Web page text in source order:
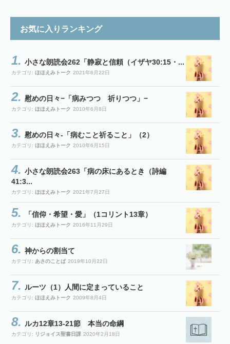
お気に入りランキング
小さな朗読会262「静寂と信頼（イザヤ30:15・...
カテゴリ: ほほえみトーク 2021年6月22日
慰めの日々−「病みつつ 祈りつつ」−
カテゴリ: ほほえみトーク 2010年6月8日
慰めの日々-「病むこと祈ること」（2）
カテゴリ: ほほえみトーク 2010年6月15日
小さな朗読会263「病の床にあるとき（詩編
41:3...
カテゴリ: ほほえみトーク 2021年7月27日
「信仰・希望・愛」（1コリント13章）
カテゴリ: ほほえみトーク 2016年11月29日
神からの割当て
カテゴリ: あさのことば 2019年10月22日
ルーツ（1）人間に定まっていること
カテゴリ: ほほえみトーク 2009年8月4日
ルカ12章13-21節 本当の命綱
カテゴリ: リジョイス聖書日課 2020年2月18日